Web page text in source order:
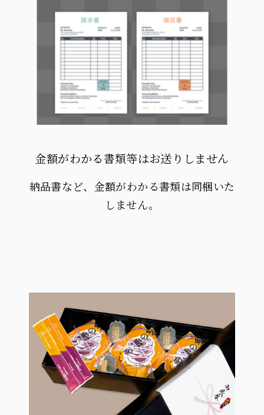
金額がわかる書類等はお送りしません
納品書など、金額がわかる書類は同梱いた
しません。